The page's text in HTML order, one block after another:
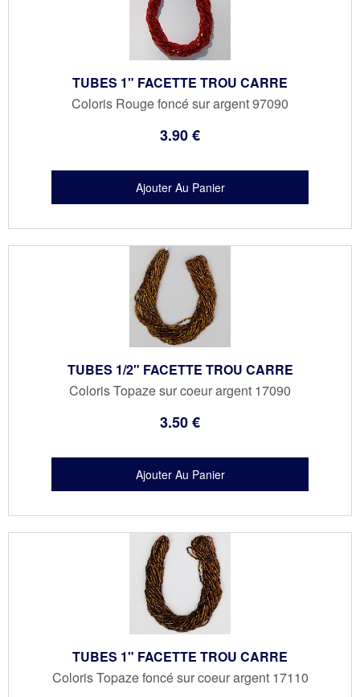
TUBES 1" FACETTE TROU CARRE
Coloris Rouge foncé sur argent 97090
3.90€
TUBES 1/2" FACETTE TROU CARRE
Coloris Topaze sur coeur argent 17090
3.50€
TUBES 1" FACETTE TROU CARRE
Coloris Topaze foncé sur coeur argent 17110